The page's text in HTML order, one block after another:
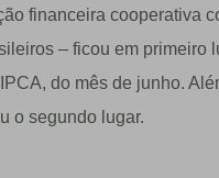
financeira cooperativa
– ficou em primeiro
do mês de junho.
o segundo lugar.